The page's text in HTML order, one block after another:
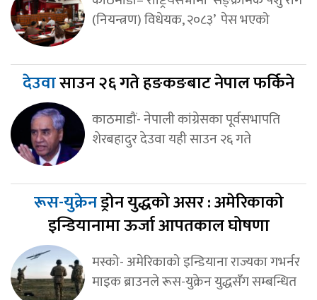
(नियन्त्रण) विधेयक, २०८३’ पेस भएको
देउवासाउन २६ गते हङकङबाट नेपाल फर्किने
काठमाडौं- नेपाली कांग्रेसका पूर्वसभापति
शेरबहादुर देउवा यही साउन २६ गते
रूस-युक्रेनड्रोन युद्धको असर : अमेरिकाको
इन्डियानामा ऊर्जा आपतकाल घोषणा
मस्को- अमेरिकाको इन्डियाना राज्यका गभर्नर
माइक ब्राउनले रूस-युक्रेन युद्धसँग सम्बन्धित